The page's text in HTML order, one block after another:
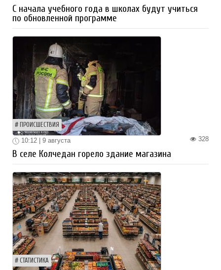
С начала учебного года в школах будут учиться
по обновленной программе
ПРОИСШЕСТВИЯ
328
10:12 | 9 августа
В селе Колчедан горело здание магазина
СТАТИСТИКА